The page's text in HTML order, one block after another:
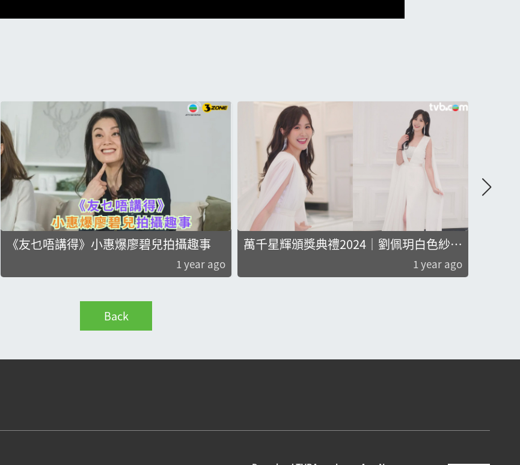
《友乜唔講得》小惠爆廖碧兒拍攝趣事
1 year ago
萬千星輝頒獎典禮2024｜劉佩玥白色紗裙
Look勁有仙氣 笑容超甜網民直言被俘虜
1 year ago
Back